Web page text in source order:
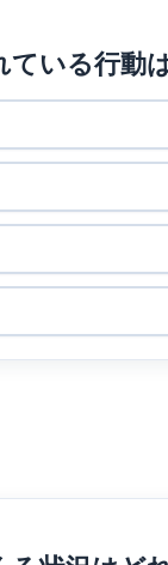
ている行動